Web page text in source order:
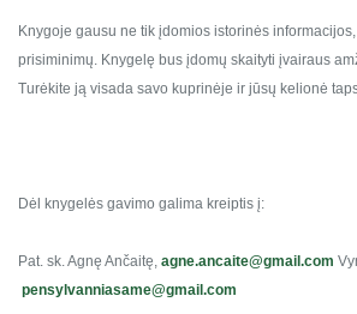
Knygoje gausu ne tik įdomios istorinės
prisiminimų. Knygelę bus įdomų skaityti įvairaus
Turėkite ją visada savo kuprinėje ir jūsų kelionė
Dėl knygelės gavimo galima kreiptis į:
Pat. sk. Agnę Ančaitę, agne.ancaite@gmail.com
pensylvanniasame@gmail.com